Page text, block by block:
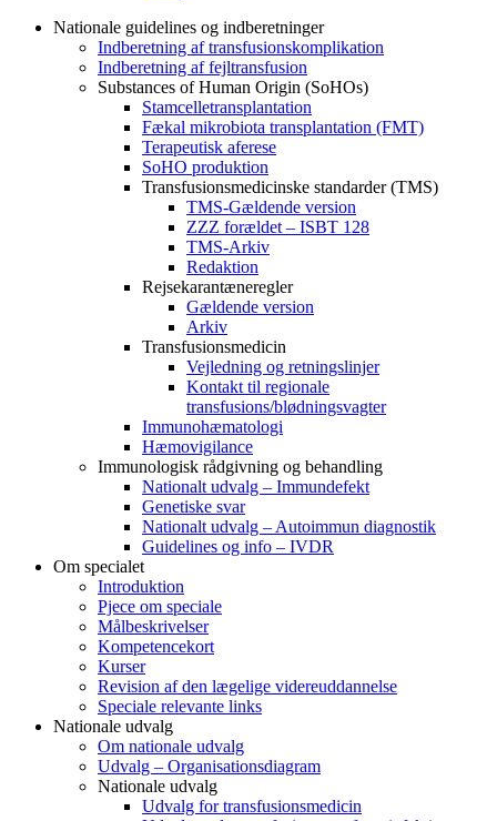
Nationale guidelines og indberetninger
Indberetning af transfusionskomplikation
Indberetning af fejltransfusion
Substances of Human Origin (SoHOs)
Stamcelletransplantation
Fækal mikrobiota transplantation (FMT)
Terapeutisk aferese
SoHO produktion
Transfusionsmedicinske standarder (TMS)
TMS-Gældende version
ZZZ forældet – ISBT 128
TMS-Arkiv
Redaktion
Rejsekarantæneregler
Gældende version
Arkiv
Transfusionsmedicin
Vejledning og retningslinjer
Kontakt til regionale
transfusions/blødningsvagter
Immunohæmatologi
Hæmovigilance
Immunologisk rådgivning og behandling
Nationalt udvalg – Immundefekt
Genetiske svar
Nationalt udvalg – Autoimmun diagnostik
Guidelines og info – IVDR
Om specialet
Introduktion
Pjece om speciale
Målbeskrivelser
Kompetencekort
Kurser
Revision af den lægelige videreuddannelse
Speciale relevante links
Nationale udvalg
Om nationale udvalg
Udvalg – Organisationsdiagram
Nationale udvalg
Udvalg for transfusionsmedicin